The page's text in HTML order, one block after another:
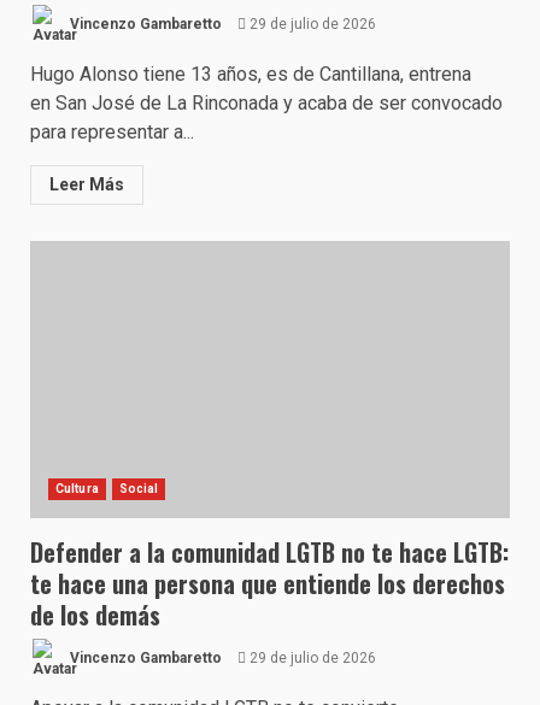
Vincenzo Gambaretto 29 de julio de 2026
Hugo Alonso tiene 13 años, es de Cantillana, entrena
en San José de La Rinconada y acaba de ser convocado
para representar a...
Leer Más
Cultura Social
Defender a la comunidad LGTB no te hace LGTB:
te hace una persona que entiende los derechos
de los demás
Vincenzo Gambaretto 29 de julio de 2026